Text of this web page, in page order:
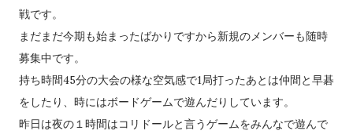
戦です。
まだまだ今期も始まったばかりですから新規のメンバーも随時
募集中です。
持ち時間45分の大会の様な空気感で1局打ったあとは仲間と早碁
をしたり、時にはボードゲームで遊んだりしています。
昨日は夜の１時間はコリドールと言うゲームをみんなで遊んで